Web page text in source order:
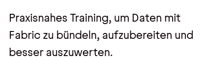
Praxisnahes Training, um Daten mit
Fabric zu bündeln, aufzubereiten und
besser auszuwerten.